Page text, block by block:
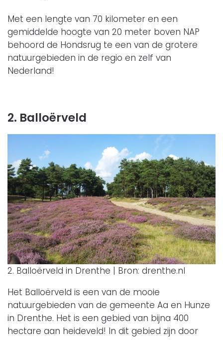
Met een lengte van 70 kilometer en een
gemiddelde hoogte van 20 meter boven NAP
behoord de Hondsrug te een van de grotere
natuurgebieden in de regio en zelf van
Nederland!
2. Balloërveld
2. Balloërveld in Drenthe | Bron: drenthe.nl
Het Balloërveld is een van de mooie
natuurgebieden van de gemeente Aa en Hunze
in Drenthe. Het is een gebied van bijna 400
hectare aan heideveld! In dit gebied zijn door